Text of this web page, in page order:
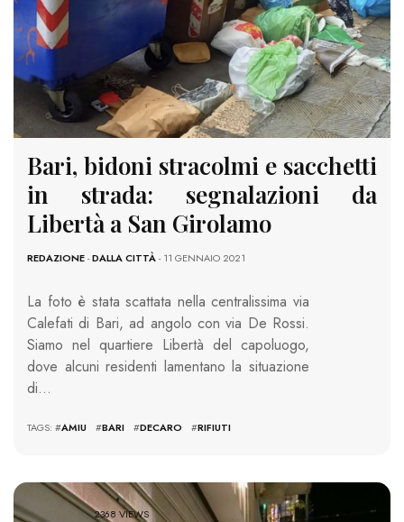
Bari, bidoni stracolmi e sacchetti
in strada: segnalazioni da
Libertà a San Girolamo
REDAZIONE-DALLA CITTÀ- 11 GENNAIO 2021
La foto è stata scattata nella centralissima via
Calefati di Bari, ad angolo con via De Rossi.
Siamo nel quartiere Libertà del capoluogo,
dove alcuni residenti lamentano la situazione
di…
TAGS: #AMIU #BARI #DECARO #RIFIUTI
2368 VIEWS